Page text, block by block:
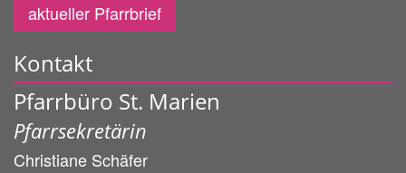
aktueller Pfarrbrief
Kontakt
Pfarrbüro St. Marien
Pfarrsekretärin
Christiane Schäfer